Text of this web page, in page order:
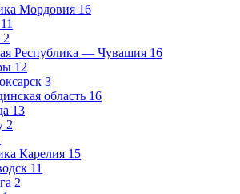
Мордовия 16
11
2
Республика — Чувашия 16
12
3
область 16
13
2
Карелия 15
11
2